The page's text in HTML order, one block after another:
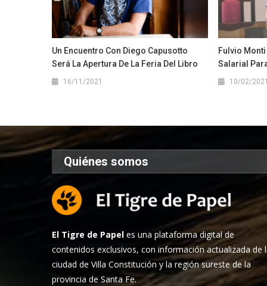
Un Encuentro Con Diego Capusotto
Será La Apertura De La Feria Del Libro
16/11/2021
Fulvio
Salarial
10/02/2021
Quiénes somos
El Tigre de Papel es una plataforma digital de
contenidos exclusivos, con información actualizada de
ciudad de Villa Constitución y la región sureste de la
provincia de Santa Fe.